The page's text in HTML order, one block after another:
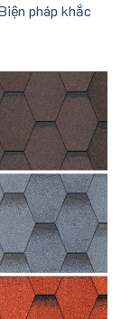
pháp khắc